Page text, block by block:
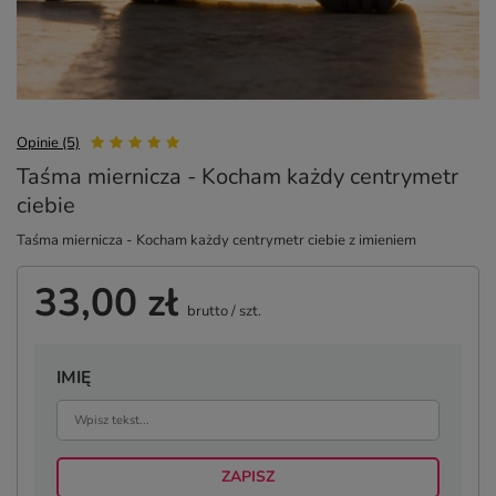
Opinie (5)
Taśma miernicza - Kocham każdy centrymetr
ciebie
Taśma miernicza - Kocham każdy centrymetr ciebie z imieniem
33,00 zł brutto/ szt.
IMIĘ
ZAPISZ